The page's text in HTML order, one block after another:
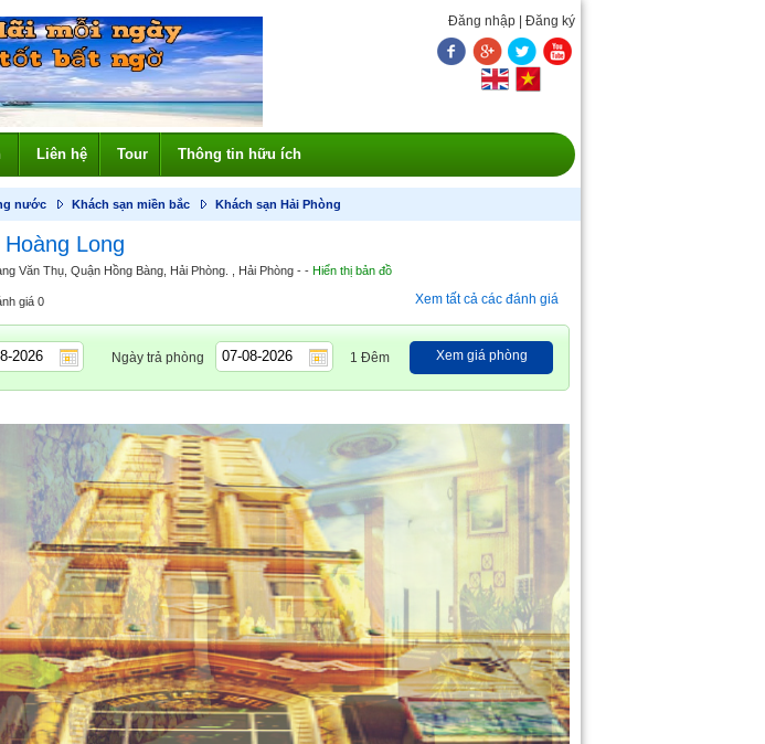
Đăng nhập Đăng ký
Liên hệ Tour Thông tin hữu ích
nước Khách sạn miền bắc Khách sạn Hải Phòng
Long
Văn Thụ, Quận Hồng Bàng, Hải Phòng. , Hải Phòng - - Hiển thị bản đồ
giá 0 Xem tất cả các đánh giá
Ngày trả phòng 1 Đêm Xem giá phòng